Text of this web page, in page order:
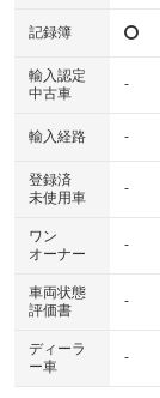
記録簿
輸入認定
中古車
-
輸入経路 -
登録済
未使用車
-
ワン
オーナー
-
車両状態
評価書
-
ディーラ
ー車
-